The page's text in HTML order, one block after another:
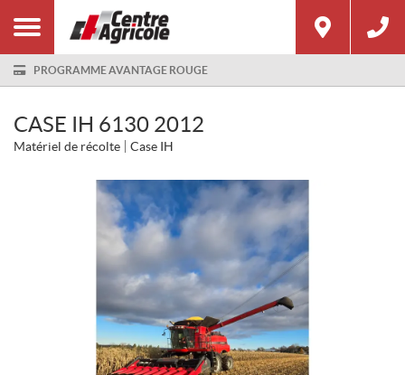
PROGRAMME AVANTAGE ROUGE
CASE IH 6130 2012
Matériel de récolte Case IH